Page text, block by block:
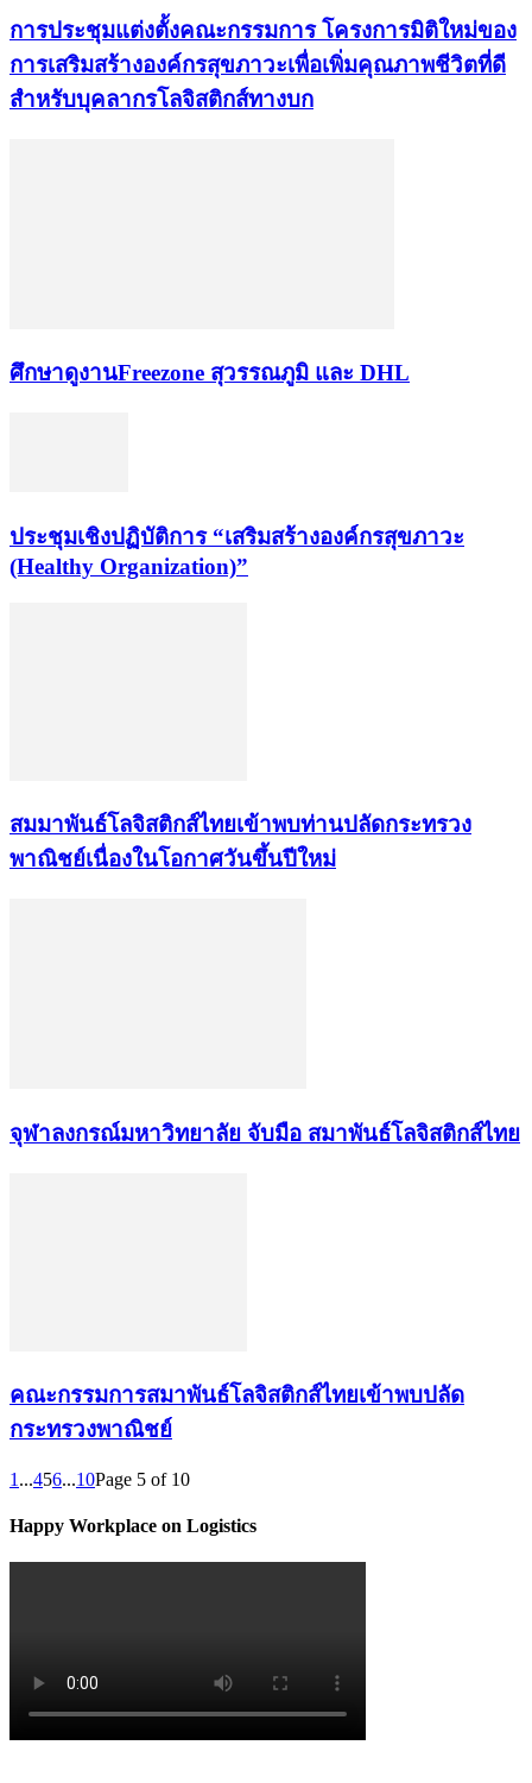
การประชุมแต่งตั้งคณะกรรมการ โครงการมิติใหม่ของ
การเสริมสร้างองค์กรสุขภาวะเพื่อเพิ่มคุณภาพชีวิตที่ดี
สำหรับบุคลากรโลจิสติกส์ทางบก
ศึกษาดูงานFreezone สุวรรณภูมิ และ DHL
ประชุมเชิงปฏิบัติการ “เสริมสร้างองค์กรสุขภาวะ
(Healthy Organization)”
สมมาพันธ์โลจิสติกส์ไทยเข้าพบท่านปลัดกระทรวง
พาณิชย์เนื่องในโอกาศวันขึ้นปีใหม่
จุฬาลงกรณ์มหาวิทยาลัย จับมือ สมาพันธ์โลจิสติกส์ไทย
คณะกรรมการสมาพันธ์โลจิสติกส์ไทยเข้าพบปลัด
กระทรวงพาณิชย์
1 ...456...10Page 5 of 10
Happy Workplace on Logistics